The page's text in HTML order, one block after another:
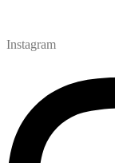
Instagram